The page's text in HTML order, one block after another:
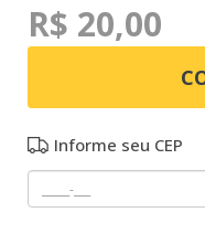
R$ 20,00
Informe seu CEP